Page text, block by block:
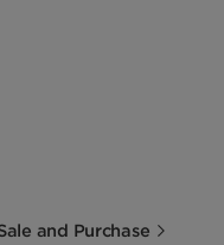
and Purchase